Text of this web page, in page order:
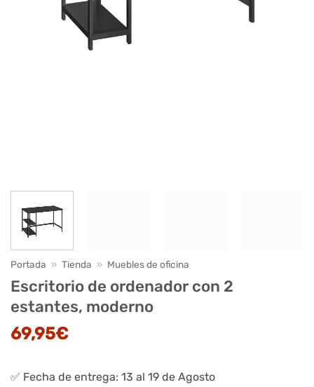
Portada » Tienda » Muebles de oficina
Escritorio de ordenador con 2
estantes, moderno
69,95€
✅ Fecha de entrega: 13 al 19 de Agosto